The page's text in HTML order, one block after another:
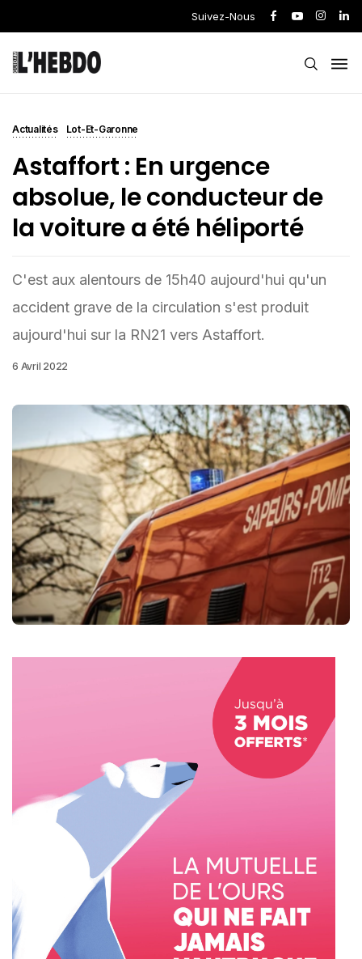
Suivez-Nous
Actualités Lot-Et-Garonne
Astaffort : En urgence
absolue, le conducteur de
la voiture a été héliporté
C'est aux alentours de 15h40 aujourd'hui qu'un
accident grave de la circulation s'est produit
aujourd'hui sur la RN21 vers Astaffort.
6 Avril 2022